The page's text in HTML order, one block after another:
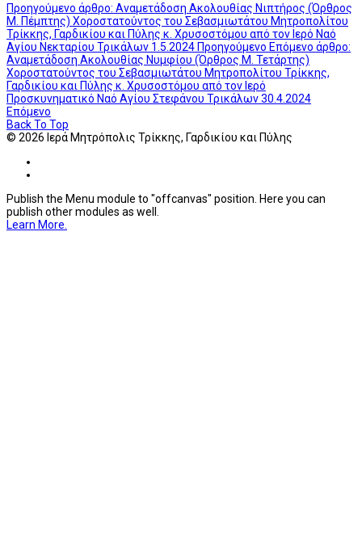
Προηγούμενο άρθρο: Αναμετάδοση Ακολουθίας Νιπτήρος (Όρθρος
Μ. Πέμπτης) Χοροστατούντος του Σεβασμιωτάτου Μητροπολίτου
Τρίκκης, Γαρδικίου και Πύλης κ. Χρυσοστόμου από τον Ιερό Ναό
Αγίου Νεκταρίου Τρικάλων 1.5.2024Προηγούμενο Επόμενο άρθρο:
Αναμετάδοση Ακολουθίας Νυμφίου (Όρθρος Μ. Τετάρτης)
Χοροστατούντος του Σεβασμιωτάτου Μητροπολίτου Τρίκκης,
Γαρδικίου και Πύλης κ. Χρυσοστόμου από τον Ιερό
Προσκυνηματικό Ναό Αγίου Στεφάνου Τρικάλων 30.4.2024
Επόμενο
Back To Top
© 2026 Ιερά Μητρόπολις Τρίκκης, Γαρδικίου και Πύλης
Publish the Menu module to "offcanvas" position. Here you can
publish other modules as well.
Learn More.